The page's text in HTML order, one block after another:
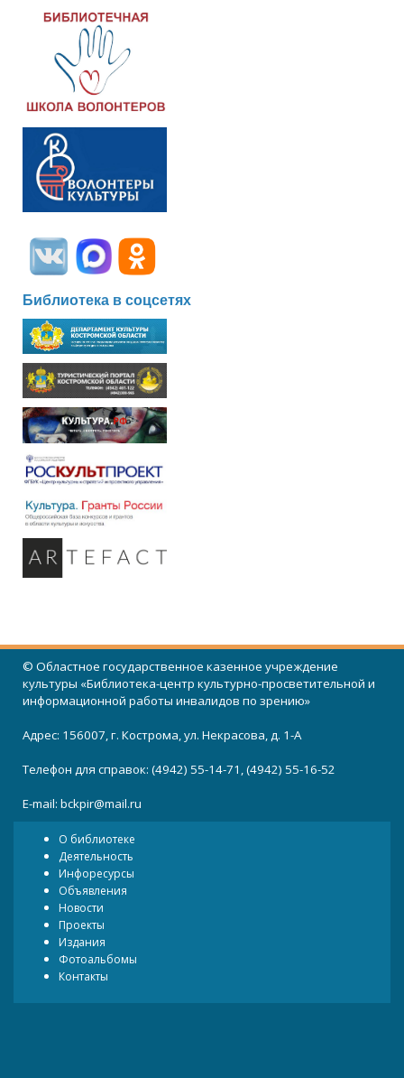
Библиотека в соцсетях
© Областное государственное казенное учреждение
культуры «Библиотека-центр культурно-просветительной и
информационной работы инвалидов по зрению»
Адрес: 156007, г. Кострома, ул. Некрасова, д. 1-А
Телефон для справок: (4942) 55-14-71, (4942) 55-16-52
E-mail: bckpir@mail.ru
О библиотеке
Деятельность
Инфоресурсы
Объявления
Новости
Проекты
Издания
Фотоальбомы
Контакты